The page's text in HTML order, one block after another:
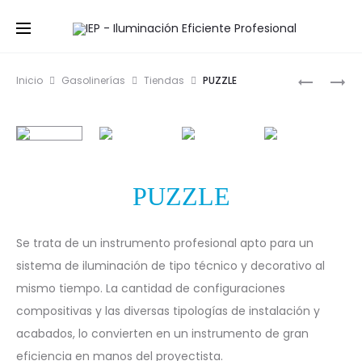
POLARIS
Inicio Gasolinerías Tiendas PUZZLE
PUZZLE
Se trata de un instrumento profesional apto para un
sistema de iluminación de tipo técnico y decorativo al
mismo tiempo. La cantidad de configuraciones
compositivas y las diversas tipologías de instalación y
acabados, lo convierten en un instrumento de gran
eficiencia en manos del proyectista.